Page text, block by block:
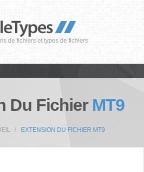
de fichiers et types de fichiers
Du Fichier MT9
EXTENSION DU FICHIER MT9